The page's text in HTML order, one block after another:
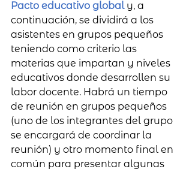
Pacto educativo global y, a
continuación, se dividirá a los
asistentes en grupos pequeños
teniendo como criterio las
materias que impartan y niveles
educativos donde desarrollen su
labor docente. Habrá un tiempo
de reunión en grupos pequeños
(uno de los integrantes del grupo
se encargará de coordinar la
reunión) y otro momento final en
común para presentar algunas